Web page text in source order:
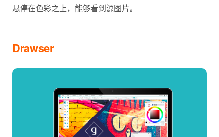
悬停在色彩之上，能够看到源图片。
Drawser